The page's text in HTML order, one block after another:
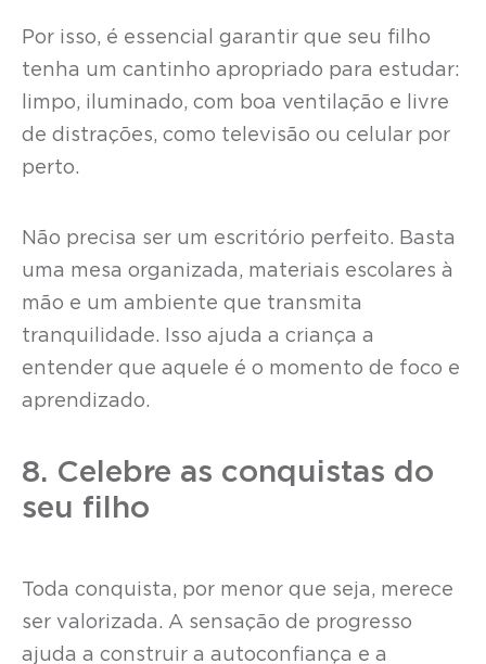
Por isso, é essencial garantir que seu filho
tenha um cantinho apropriado para estudar:
limpo, iluminado, com boa ventilação e livre
de distrações, como televisão ou celular por
perto.
Não precisa ser um escritório perfeito. Basta
uma mesa organizada, materiais escolares à
mão e um ambiente que transmita
tranquilidade. Isso ajuda a criança a
entender que aquele é o momento de foco e
aprendizado.
8. Celebre as conquistas do
seu filho
Toda conquista, por menor que seja, merece
ser valorizada. A sensação de progresso
ajuda a construir a autoconfiança e a